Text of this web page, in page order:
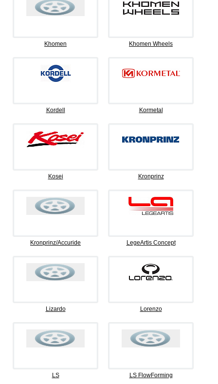
Khomen Khomen Wheels
Kordell Kormetal
Kosei Kronprinz
Kronprinz/Accuride LegeArtis Concept
Lizardo Lorenzo
LS LS FlowForming